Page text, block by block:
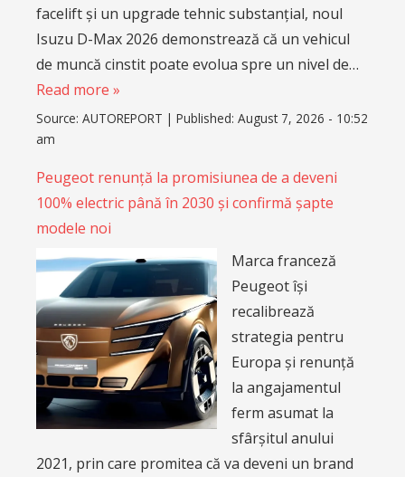
facelift și un upgrade tehnic substanțial, noul
Isuzu D-Max 2026 demonstrează că un vehicul
de muncă cinstit poate evolua spre un nivel de…
Read more »
Source: AUTOREPORT | Published: August 7, 2026 - 10:52
am
Peugeot renunță la promisiunea de a deveni
100% electric până în 2030 și confirmă șapte
modele noi
Marca franceză
Peugeot își
recalibrează
strategia pentru
Europa și renunță
la angajamentul
ferm asumat la
sfârșitul anului
2021, prin care promitea că va deveni un brand